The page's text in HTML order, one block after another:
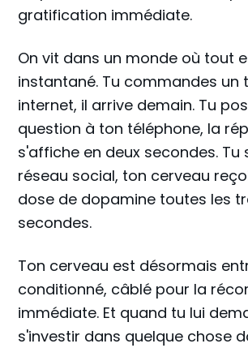
gratification immédiate.
On vit dans un monde où tout
instantané. Tu commandes un
internet, il arrive demain. Tu
question à ton téléphone, la
s'affiche en deux secondes. Tu
réseau social, ton cerveau
dose de dopamine toutes les
secondes.
Ton cerveau est désormais
conditionné, câblé pour la
immédiate. Et quand tu lui
s'investir dans quelque chose